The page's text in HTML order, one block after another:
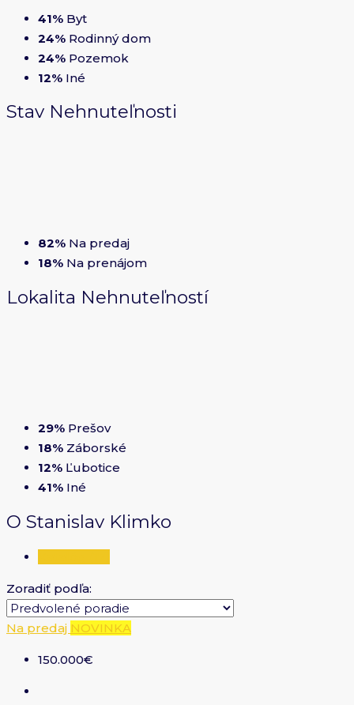
41% Byt
24% Rodinný dom
24% Pozemok
12% Iné
Stav Nehnuteľnosti
82% Na predaj
18% Na prenájom
Lokalita Nehnuteľností
29% Prešov
18% Záborské
12% Ľubotice
41% Iné
O Stanislav Klimko
Zoradiť podľa:
Na predaj NOVINKA
150.000€